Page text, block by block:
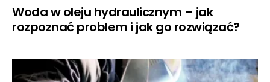
Woda w oleju hydraulicznym – jak
rozpoznać problem i jak go rozwiązać?